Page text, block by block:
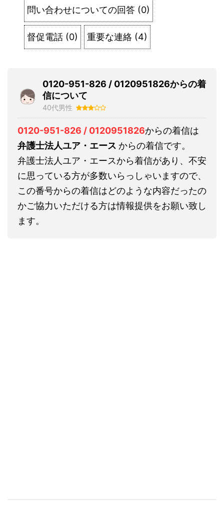
問い合わせについての回答 (0)
督促電話 (0) 重要な連絡 (4)
0120-951-826 / 0120951826からの着
信について
40代男性
0120-951-826 / 0120951826からの着信は
弁護士法人ユア・エース からの着信です。
弁護士法人ユア・エースから着信があり、不安
に思っている方が多数いらっしゃいますので、
この番号からの着信はどのような内容だったの
かご協力いただける方は情報提供をお願い致し
ます。